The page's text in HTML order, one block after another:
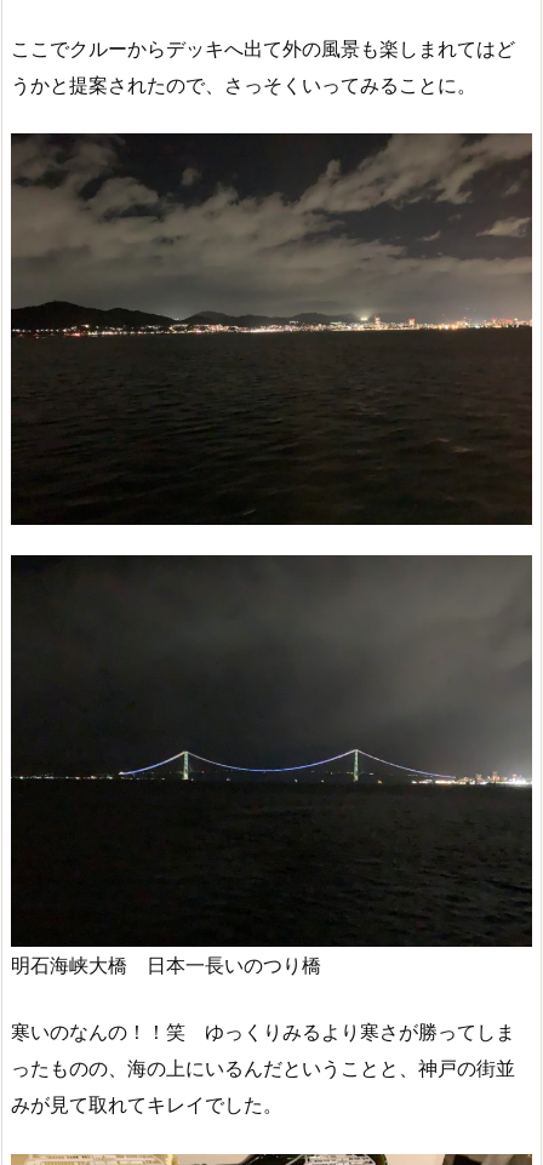
ここでクルーからデッキへ出て外の風景も楽しまれてはど
うかと提案されたので、さっそくいってみることに。
明石海峡大橋 日本一長いのつり橋
寒いのなんの！！笑 ゆっくりみるより寒さが勝ってしま
ったものの、海の上にいるんだということと、神戸の街並
みが見て取れてキレイでした。